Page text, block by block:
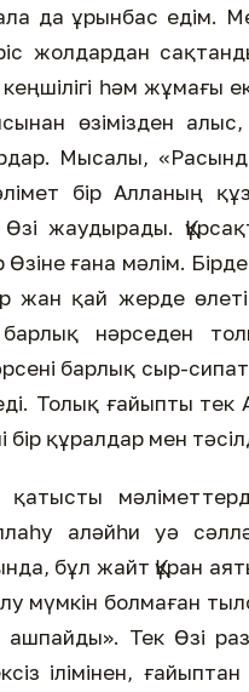
да ұрынбас едім.
жолдардан
һәм жұмағы
өзімізден алыс,
Мысалы,
бір Алланың
жаудырады.
Өзіне ғана мәлім.
жан қай жерде
нәрседен
барлық сыр-
Толық ғайыпты тек
бір құралдар мен
аләйһи уә
бұл жайт Құран
мүмкін болмаған
ашпайды». Тек Өзі
ілімінен,